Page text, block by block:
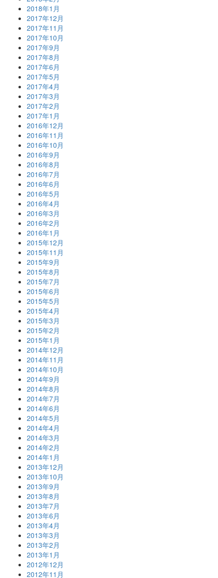
2018年1月
2017年12月
2017年11月
2017年10月
2017年9月
2017年8月
2017年6月
2017年5月
2017年4月
2017年3月
2017年2月
2017年1月
2016年12月
2016年11月
2016年10月
2016年9月
2016年8月
2016年7月
2016年6月
2016年5月
2016年4月
2016年3月
2016年2月
2016年1月
2015年12月
2015年11月
2015年9月
2015年8月
2015年7月
2015年6月
2015年5月
2015年4月
2015年3月
2015年2月
2015年1月
2014年12月
2014年11月
2014年10月
2014年9月
2014年8月
2014年7月
2014年6月
2014年5月
2014年4月
2014年3月
2014年2月
2014年1月
2013年12月
2013年10月
2013年9月
2013年8月
2013年7月
2013年6月
2013年4月
2013年3月
2013年2月
2013年1月
2012年12月
2012年11月